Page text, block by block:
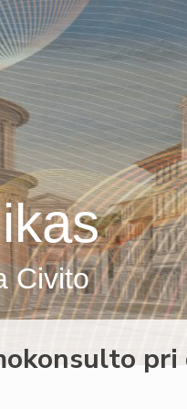
Civito